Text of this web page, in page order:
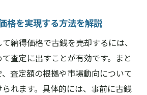
格を実現する方法を解説
納得価格で古銭を売却するには、
査定に出すことが有効です。まと
査定額の根拠や市場動向について
れます。具体的には、事前に古銭